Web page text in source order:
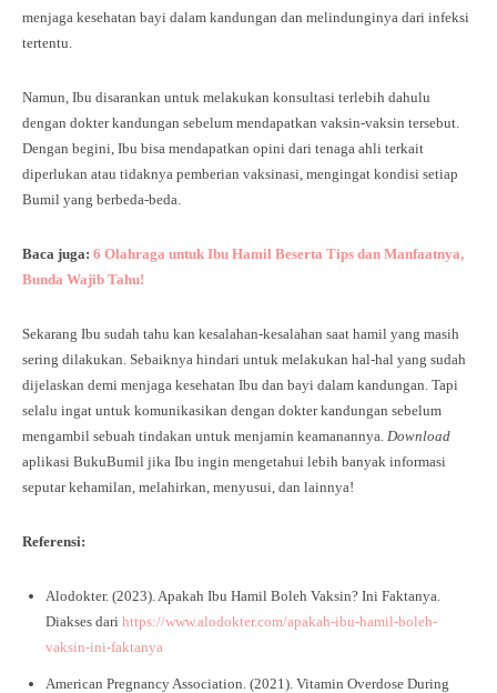
menjaga kesehatan bayi dalam kandungan dan melindunginya dari infeksi
tertentu.
Namun, Ibu disarankan untuk melakukan konsultasi terlebih dahulu
dengan dokter kandungan sebelum mendapatkan vaksin-vaksin tersebut.
Dengan begini, Ibu bisa mendapatkan opini dari tenaga ahli terkait
diperlukan atau tidaknya pemberian vaksinasi, mengingat kondisi setiap
Bumil yang berbeda-beda.
Baca juga: 6 Olahraga untuk Ibu Hamil Beserta Tips dan Manfaatnya,
Bunda Wajib Tahu!
Sekarang Ibu sudah tahu kan kesalahan-kesalahan saat hamil yang masih
sering dilakukan. Sebaiknya hindari untuk melakukan hal-hal yang sudah
dijelaskan demi menjaga kesehatan Ibu dan bayi dalam kandungan. Tapi
selalu ingat untuk komunikasikan dengan dokter kandungan sebelum
mengambil sebuah tindakan untuk menjamin keamanannya. Download
aplikasi BukuBumil jika Ibu ingin mengetahui lebih banyak informasi
seputar kehamilan, melahirkan, menyusui, dan lainnya!
Referensi:
Alodokter. (2023). Apakah Ibu Hamil Boleh Vaksin? Ini Faktanya.
Diakses dari https://www.alodokter.com/apakah-ibu-hamil-boleh-
vaksin-ini-faktanya
American Pregnancy Association. (2021). Vitamin Overdose During